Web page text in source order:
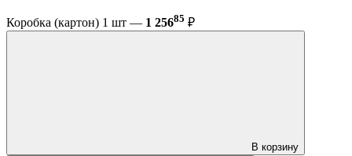
Коробка (картон) 1 шт — 1 25685 ₽
В корзину